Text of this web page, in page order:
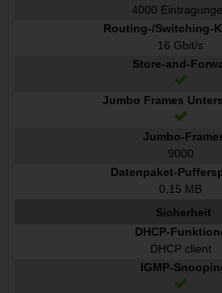
4000
Routing-/Switching-
16 Gbit/s
Store-and-
Jumbo Frames
Jumbo-
9000
Datenpaket-
0,15 MB
Sicherheit
DHCP-
DHCP client
IGMP-